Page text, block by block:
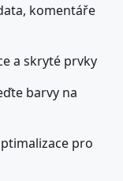
komentáře
a skryté prvky
barvy na
pro